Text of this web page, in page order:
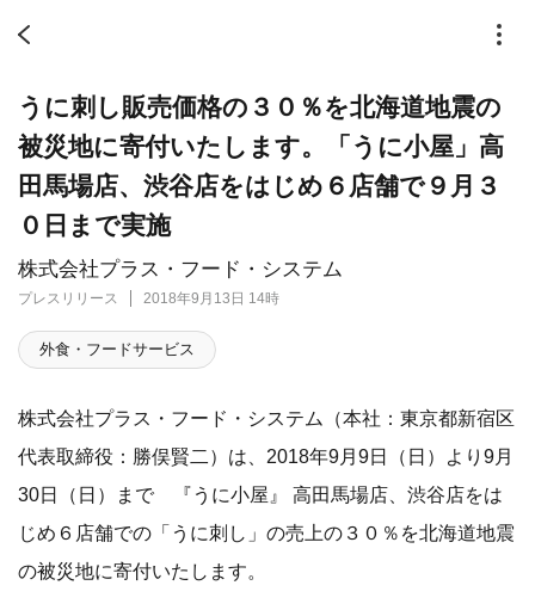
株式会社プラス・フード・システム
プレスリリース 2018年9月13日 14時
うに刺し販売価格の３０％を北海道地震の
被災地に寄付いたします。「うに小屋」高
田馬場店、渋谷店をはじめ６店舗で９月３
０日まで実施
外食・フードサービス
株式会社プラス・フード・システム（本社：東京都新宿区
代表取締役：勝俣賢二）は、2018年9月9日（日）より9月
30日（日）まで 『うに小屋』 高田馬場店、渋谷店をは
じめ６店舗での「うに刺し」の売上の３０％を北海道地震
の被災地に寄付いたします。